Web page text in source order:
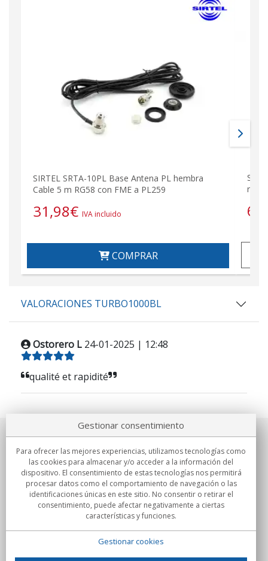
SIRTEL SRTA-10PL Base Antena PL hembra
Cable 5 m RG58 con FME a PL259
31,98€ IVA incluido
COMPRAR
VALORACIONES TURBO1000BL
Ostorero L 24-01-2025 | 12:48
qualité et rapidité
Sobre nosotros
Compromisos
Compras
Gestionar consentimiento
Para ofrecer las mejores experiencias, utilizamos tecnologías como
las cookies para almacenar y/o acceder a la información del
dispositivo. El consentimiento de estas tecnologías nos permitirá
procesar datos como el comportamiento de navegación o las
identificaciones únicas en este sitio. No consentir o retirar el
consentimiento, puede afectar negativamente a ciertas
características y funciones.
Gestionar cookies